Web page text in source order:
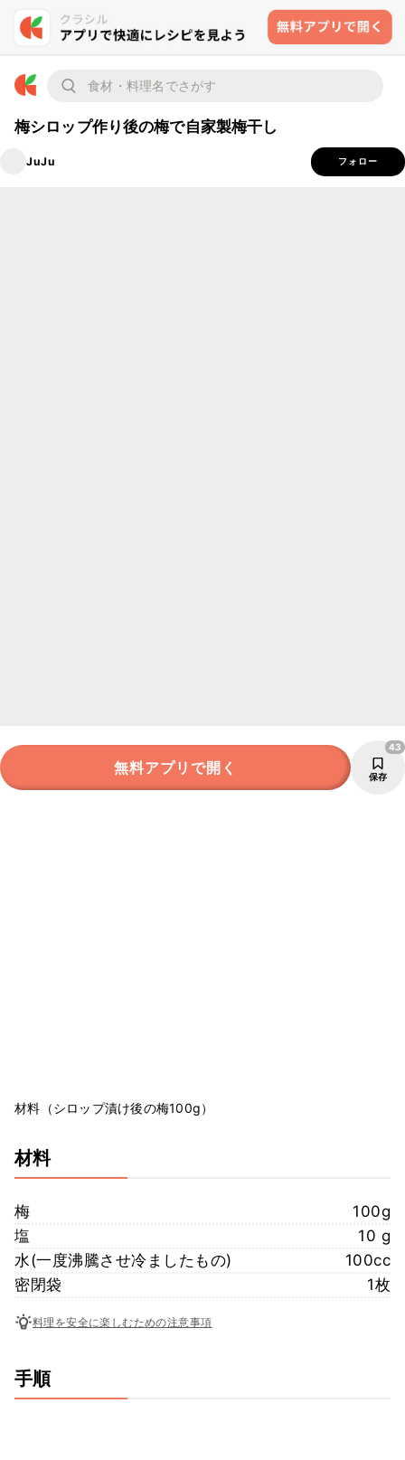
梅シロップ作り後の梅で自家製梅干し
JuJu フォロー
無料アプリで開く 保存
43
材料（シロップ漬け後の梅100g）
材料
梅
100g
塩
10 g
水(一度沸騰させ冷ましたもの)
100cc
密閉袋
1枚
料理を安全に楽しむための注意事項
手順